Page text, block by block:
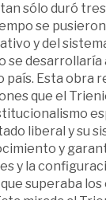
sólo duró
se pusieron
y del
se desarrollaría
país. Esta obra
que el
liberal y su
y
y la
superaba los